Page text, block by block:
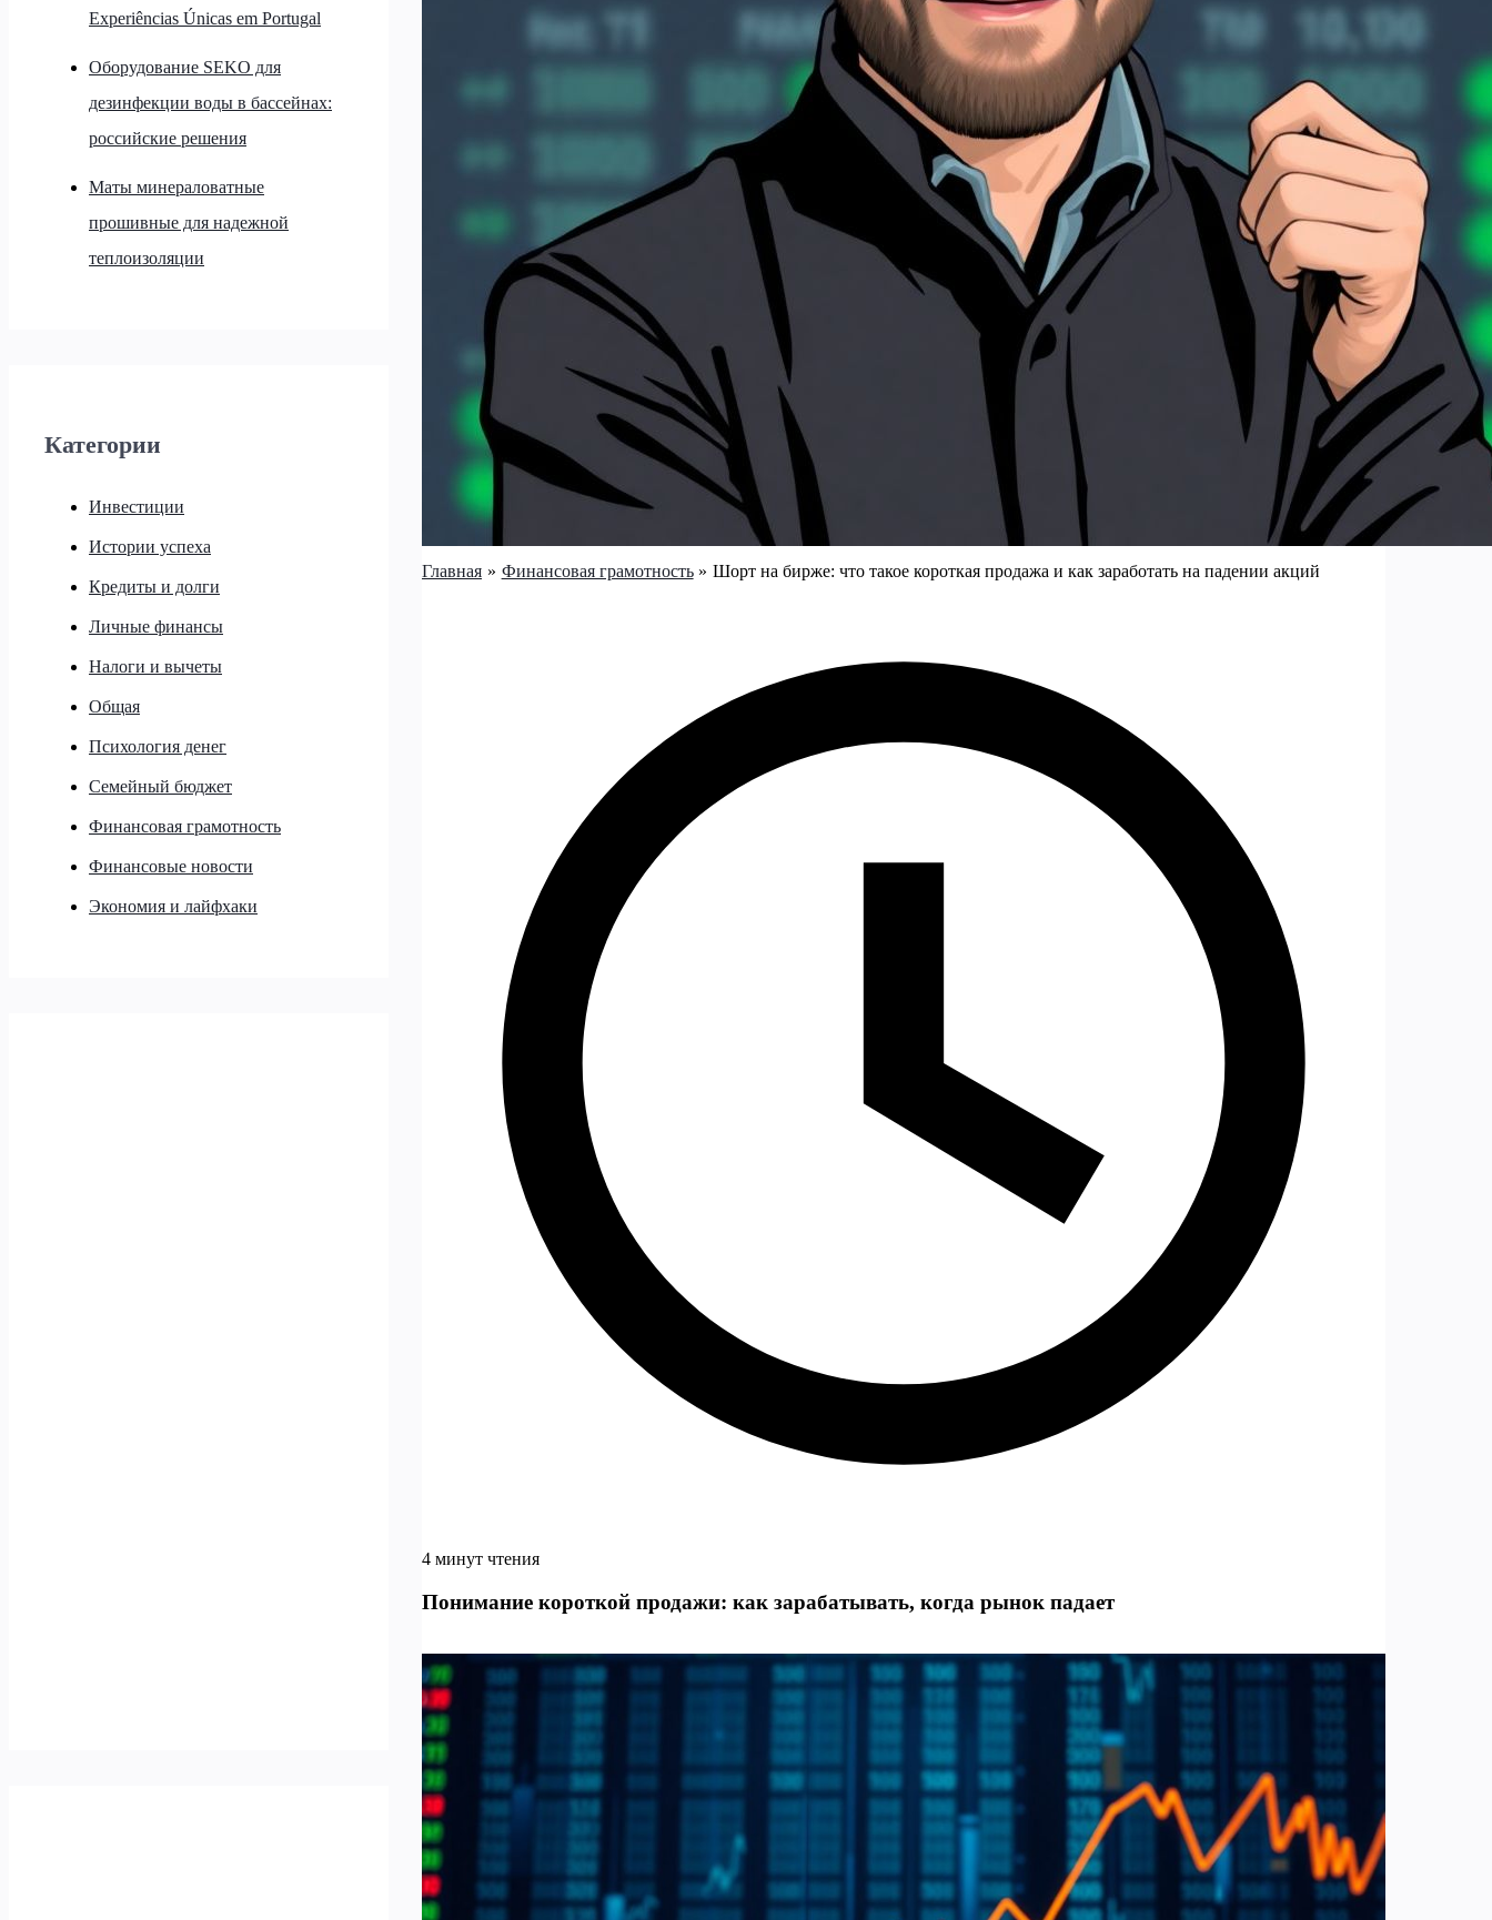
Experiências Únicas em Portugal
Оборудование SEKO для
дезинфекции воды в бассейнах:
российские решения
Маты минераловатные
прошивные для надежной
теплоизоляции
Категории
Инвестиции
Истории успеха
Кредиты и долги
Личные финансы
Налоги и вычеты
Общая
Психология денег
Семейный бюджет
Финансовая грамотность
Финансовые новости
Экономия и лайфхаки
Главная Финансовая грамотность Шорт на бирже: что такое короткая продажа и как заработать на падении акций
4 минут чтения
Понимание короткой продажи: как зарабатывать, когда рынок падает